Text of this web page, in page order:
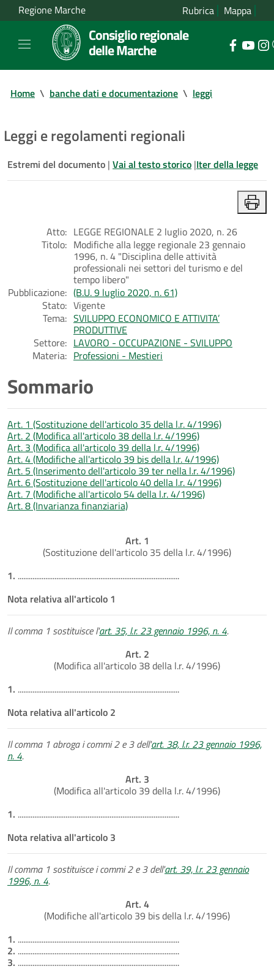
Regione Marche Rubrica Mappa
Consiglio regionale
delle Marche
Home \ banche dati e documentazione \ leggi
Leggi e regolamenti regionali
Estremi del documento | Vai al testo storico |Iter della legge
Atto: LEGGE REGIONALE 2 luglio 2020, n. 26
Titolo: Modifiche alla legge regionale 23 gennaio
1996, n. 4 "Disciplina delle attività
professionali nei settori del turismo e del
tempo libero"
Pubblicazione: (B.U. 9 luglio 2020, n. 61)
Stato: Vigente
Tema: SVILUPPO ECONOMICO E ATTIVITA’
PRODUTTIVE
Settore: LAVORO - OCCUPAZIONE - SVILUPPO
Materia: Professioni - Mestieri
Sommario
Art. 1 (Sostituzione dell'articolo 35 della l.r. 4/1996)
Art. 2 (Modifica all'articolo 38 della l.r. 4/1996)
Art. 3 (Modifica all'articolo 39 della l.r. 4/1996)
Art. 4 (Modifiche all'articolo 39 bis della l.r. 4/1996)
Art. 5 (Inserimento dell'articolo 39 ter nella l.r. 4/1996)
Art. 6 (Sostituzione dell'articolo 40 della l.r. 4/1996)
Art. 7 (Modifiche all'articolo 54 della l.r. 4/1996)
Art. 8 (Invarianza finanziaria)
Art. 1
(Sostituzione dell'articolo 35 della l.r. 4/1996)
1. ........................................................................................
Nota relativa all'articolo 1
Il comma 1 sostituisce l'art. 35, l.r. 23 gennaio 1996, n. 4.
Art. 2
(Modifica all'articolo 38 della l.r. 4/1996)
1. ........................................................................................
Nota relativa all'articolo 2
Il comma 1 abroga i commi 2 e 3 dell'art. 38, l.r. 23 gennaio 1996,
n. 4.
Art. 3
(Modifica all'articolo 39 della l.r. 4/1996)
1. ........................................................................................
Nota relativa all'articolo 3
Il comma 1 sostituisce i commi 2 e 3 dell'art. 39, l.r. 23 gennaio
1996, n. 4.
Art. 4
(Modifiche all'articolo 39 bis della l.r. 4/1996)
1. ........................................................................................
2. ........................................................................................
3. ........................................................................................